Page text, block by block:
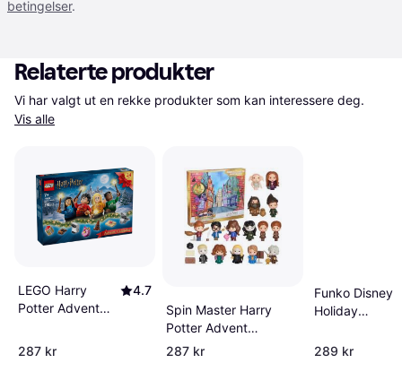
betingelser.
Relaterte produkter
Vis alle
LEGO Harry
Potter Advent
2025
4.7
287 kr
Spin Master Harry
Potter Advent
Calendar 2025 Diagon
287 kr
Funko Disney
Holiday
289 kr